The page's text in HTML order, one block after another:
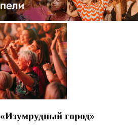
город»